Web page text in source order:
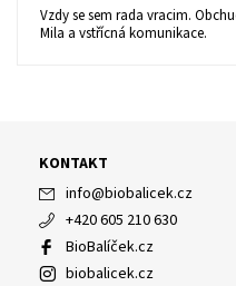
Vzdy se sem rada vracim.
Mila a vstřícná komunikace.
KONTAKT
info@biobalicek.cz
+420 605 210 630
BioBalíček.cz
biobalicek.cz